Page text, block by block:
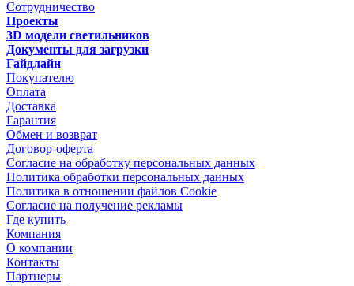
Сотрудничество
Проекты
3D модели светильников
Документы для загрузки
Гайдлайн
Покупателю
Оплата
Доставка
Гарантия
Обмен и возврат
Договор-оферта
Согласие на обработку персональных данных
Политика обработки персональных данных
Политика в отношении файлов Cookie
Согласие на получение рекламы
Где купить
Компания
О компании
Контакты
Партнеры